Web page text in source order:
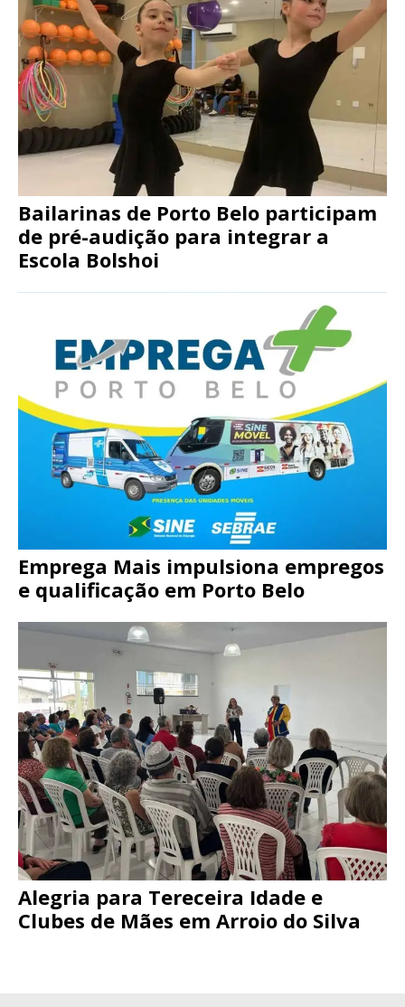
Bailarinas de Porto Belo participam
de pré-audição para integrar a
Escola Bolshoi
Emprega Mais impulsiona empregos
e qualificação em Porto Belo
Alegria para Tereceira Idade e
Clubes de Mães em Arroio do Silva